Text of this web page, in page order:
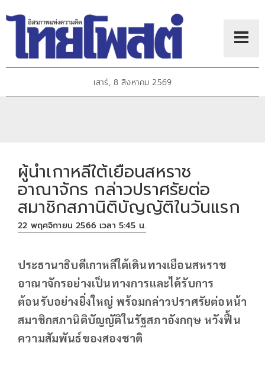
เสาร์, 8 สิงหาคม 2569
ผู้นำเกาหลีใต้เยือนสหราช
อาณาจักร กล่าวปราศรัยต่อ
สมาชิกสภานิติบัญญัติในวันแรก
22 พฤศจิกายน 2566 เวลา 5:45 น.
ประธานาธิบดีเกาหลีใต้เดินทางเยือนสหราช
อาณาจักรอย่างเป็นทางการและได้รับการ
ต้อนรับอย่างยิ่งใหญ่ พร้อมกล่าวปราศรัยต่อหน้า
สมาชิกสภานิติบัญญัติในรัฐสภาอังกฤษ หวังฟื้น
ความสัมพันธ์ของสองชาติ